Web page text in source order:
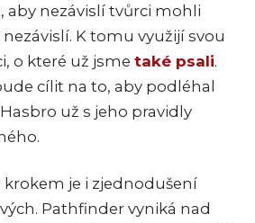
aby nezávislí tvůrci mohli
K tomu využijí svou
o které už jsme také psali.
cílit na to, aby podléhal
už s jeho pravidly
je i zjednodušení
Pathfinder vyniká nad